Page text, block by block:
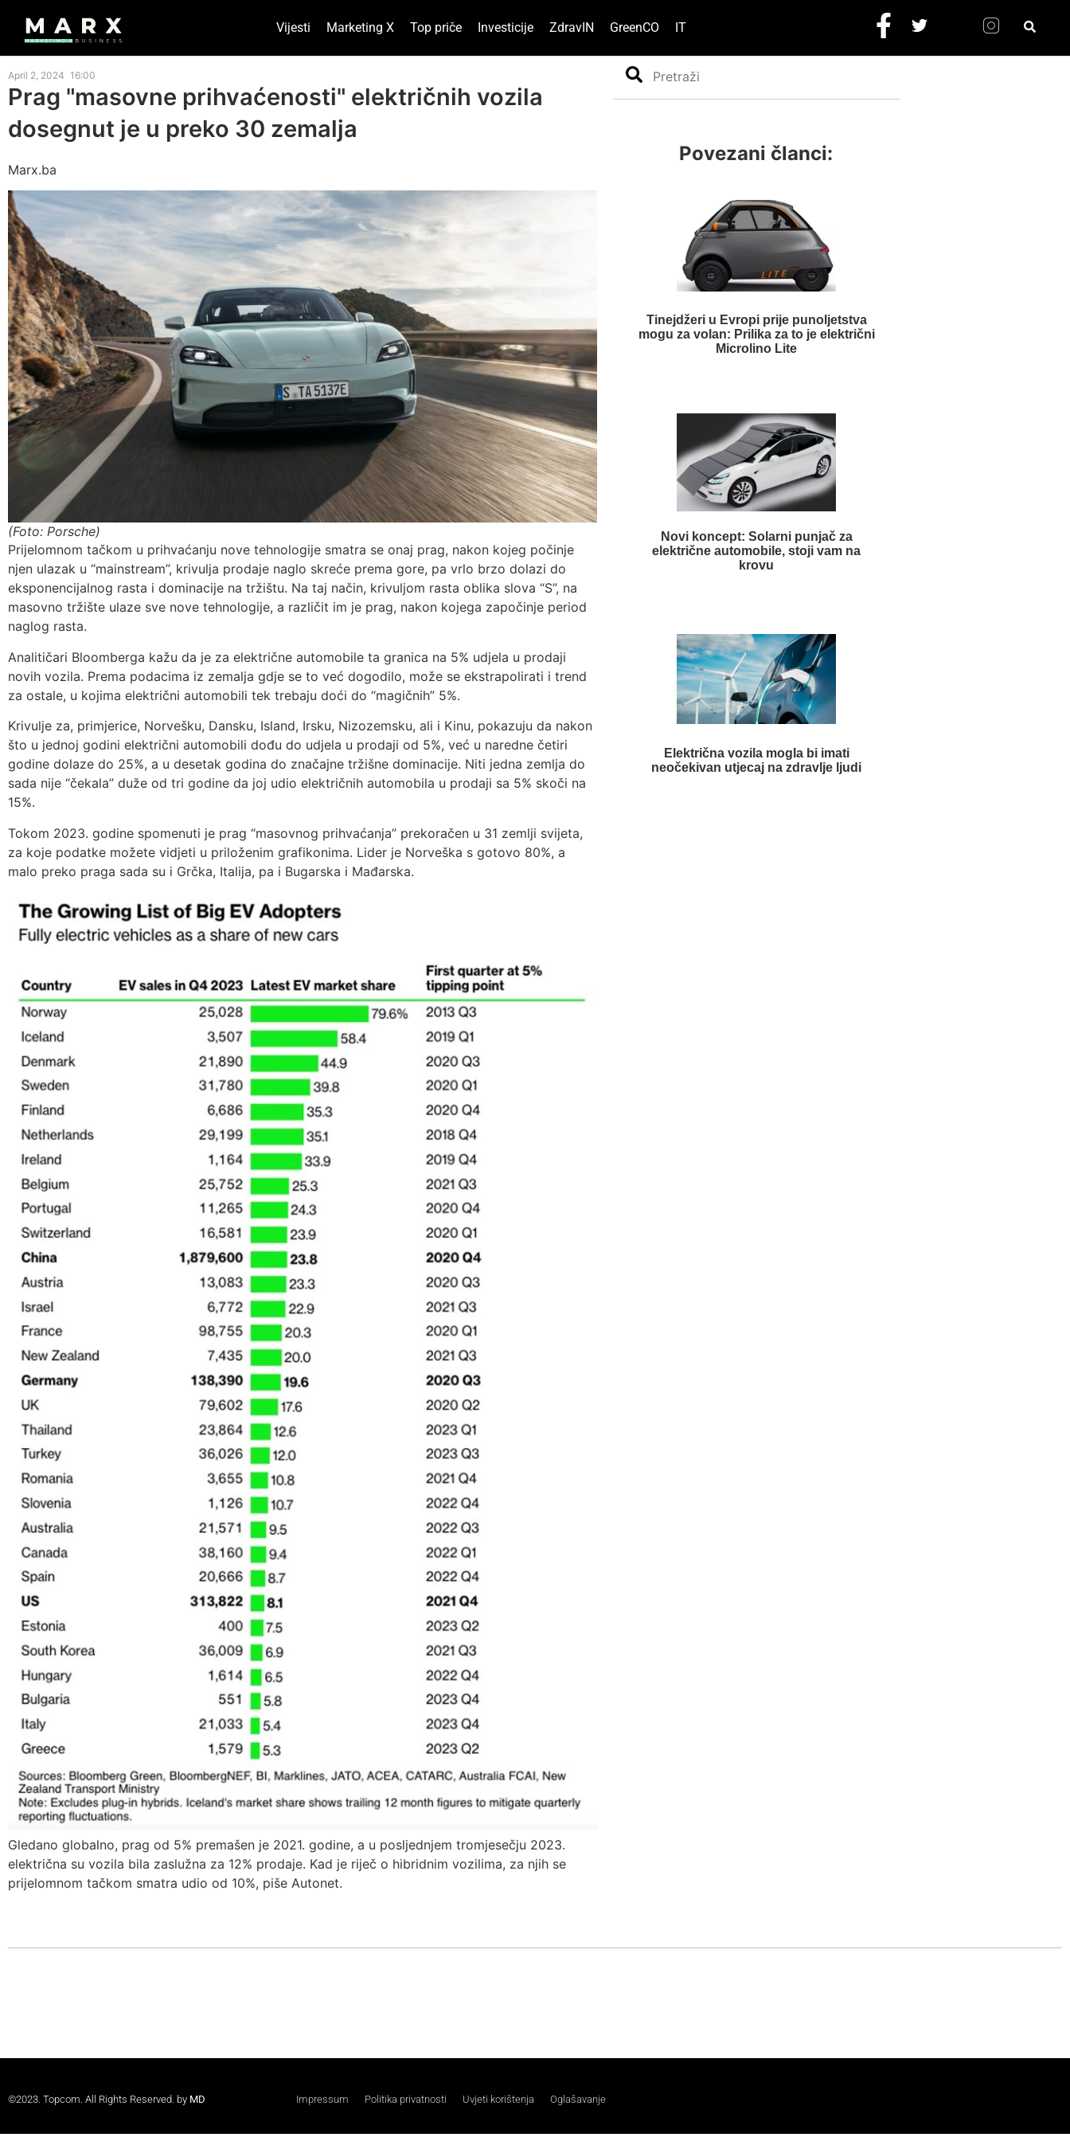
Vijesti Marketing X Top priče Investicije ZdravIN GreenCO IT
April 2, 2024 16:00
Prag "masovne prihvaćenosti" električnih vozila
dosegnut je u preko 30 zemalja
Marx.ba
(Foto: Porsche)
Prijelomnom tačkom u prihvaćanju nove tehnologije smatra se onaj prag, nakon kojeg počinje
njen ulazak u “mainstream”, krivulja prodaje naglo skreće prema gore, pa vrlo brzo dolazi do
eksponencijalnog rasta i dominacije na tržištu. Na taj način, krivuljom rasta oblika slova “S”, na
masovno tržište ulaze sve nove tehnologije, a različit im je prag, nakon kojega započinje period
naglog rasta.
Analitičari Bloomberga kažu da je za električne automobile ta granica na 5% udjela u prodaji
novih vozila. Prema podacima iz zemalja gdje se to već dogodilo, može se ekstrapolirati i trend
za ostale, u kojima električni automobili tek trebaju doći do “magičnih” 5%.
Krivulje za, primjerice, Norvešku, Dansku, Island, Irsku, Nizozemsku, ali i Kinu, pokazuju da nakon
što u jednoj godini električni automobili dođu do udjela u prodaji od 5%, već u naredne četiri
godine dolaze do 25%, a u desetak godina do značajne tržišne dominacije. Niti jedna zemlja do
sada nije “čekala” duže od tri godine da joj udio električnih automobila u prodaji sa 5% skoči na
15%.
Tokom 2023. godine spomenuti je prag “masovnog prihvaćanja” prekoračen u 31 zemlji svijeta,
za koje podatke možete vidjeti u priloženim grafikonima. Lider je Norveška s gotovo 80%, a
malo preko praga sada su i Grčka, Italija, pa i Bugarska i Mađarska.
Gledano globalno, prag od 5% premašen je 2021. godine, a u posljednjem tromjesečju 2023.
električna su vozila bila zaslužna za 12% prodaje. Kad je riječ o hibridnim vozilima, za njih se
prijelomnom tačkom smatra udio od 10%, piše Autonet.
Search
Povezani članci:
Tinejdžeri u Evropi prije punoljetstva
mogu za volan: Prilika za to je električni
Microlino Lite
Novi koncept: Solarni punjač za
električne automobile, stoji vam na
krovu
Električna vozila mogla bi imati
neočekivan utjecaj na zdravlje ljudi
©2023. Topcom. All Rights Reserved. by MD Impressum Politika privatnosti Uvjeti korištenja Oglašavanje